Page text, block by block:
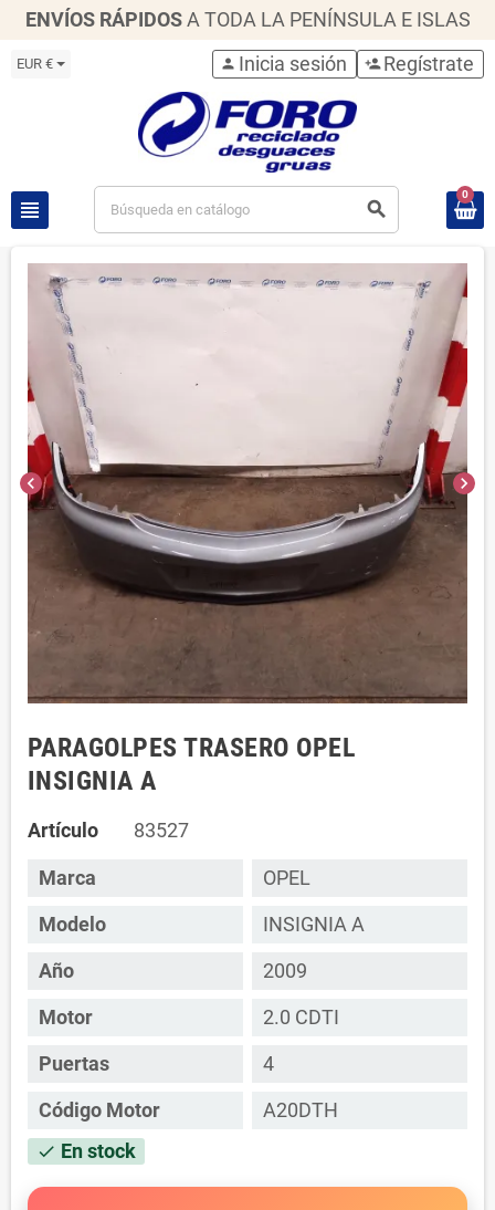
ENVÍOS RÁPIDOS A TODA LA PENÍNSULA E ISLAS
EUR €
view_headline search
person Inicia sesión person_add Regístrate
0
chevron_left chevron_right
PARAGOLPES TRASERO OPEL
INSIGNIA A
Artículo 83527
Marca
OPEL
Modelo
INSIGNIA A
Año
2009
Motor
2.0 CDTI
Puertas
4
Código Motor
A20DTH
check En stock